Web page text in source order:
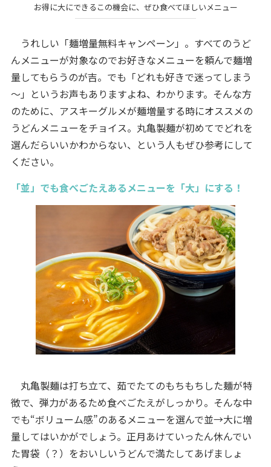
お得に大にできるこの機会に、ぜひ食べてほしいメニュー
うれしい「麺増量無料キャンペーン」。すべてのうど
んメニューが対象なのでお好きなメニューを頼んで麺増
量してもらうのが吉。でも「どれも好きで迷ってしまう
～」というお声もありますよね、わかります。そんな方
のために、アスキーグルメが麺増量する時にオススメの
うどんメニューをチョイス。丸亀製麺が初めてでどれを
選んだらいいかわからない、という人もぜひ参考にして
ください。
「並」でも食べごたえあるメニューを「大」にする！
丸亀製麺は打ち立て、茹でたてのもちもちした麺が特
徴で、弾力があるため食べごたえがしっかり。そんな中
でも“ボリューム感”のあるメニューを選んで並→大に増
量してはいかがでしょう。正月あけていったん休んでい
た胃袋（？）をおいしいうどんで満たしてあげましょ